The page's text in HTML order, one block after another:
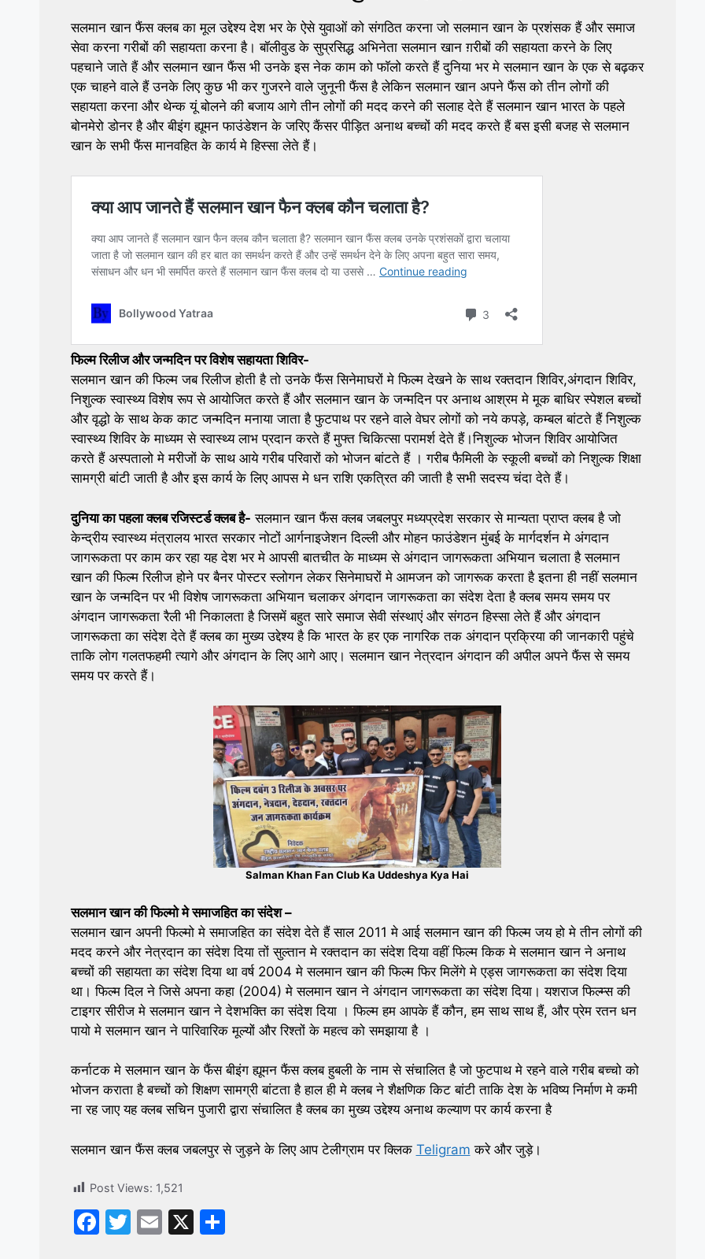
सलमान खान फैंस क्लब का मूल उद्देश्य देश भर के ऐसे युवाओं को संगठित करना जो सलमान खान के प्रशंसक हैं और समाज
सेवा करना गरीबों की सहायता करना है। बॉलीवुड के सुप्रसिद्ध अभिनेता सलमान खान ग़रीबों की सहायता करने के लिए
पहचाने जाते हैं और सलमान खान फैंस भी उनके इस नेक काम को फाॅलो करते हैं दुनिया भर मे सलमान खान के एक से बढ़कर
एक चाहने वाले हैं उनके लिए कुछ भी कर गुजरने वाले जुनूनी फैंस है लेकिन सलमान खान अपने फैंस को तीन लोगों की
सहायता करना और थेन्क यूं बोलने की बजाय आगे तीन लोगों की मदद करने की सलाह देते हैं सलमान खान भारत के पहले
बोनमेरो डोनर है और बीइंग ह्यूमन फाउंडेशन के जरिए कैंसर पीड़ित अनाथ बच्चों की मदद करते हैं बस इसी बजह से सलमान
खान के सभी फैंस मानवहित के कार्य मे हिस्सा लेते हैं।
फिल्म रिलीज और जन्मदिन पर विशेष सहायता शिविर-
सलमान खान की फिल्म जब रिलीज होती है तो उनके फैंस सिनेमाघरों मे फिल्म देखने के साथ रक्तदान शिविर,अंगदान शिविर,
निशुल्क स्वास्थ्य विशेष रूप से आयोजित करते हैं और सलमान खान के जन्मदिन पर अनाथ आश्रम मे मूक बाधिर स्पेशल बच्चों
और वृद्धो के साथ केक काट जन्मदिन मनाया जाता है फुटपाथ पर रहने वाले वेघर लोगों को नये कपड़े, कम्बल बांटते हैं निशुल्क
स्वास्थ्य शिविर के माध्यम से स्वास्थ्य लाभ प्रदान करते हैं मुफ्त चिकित्सा परामर्श देते हैं।निशुल्क भोजन शिविर आयोजित
करते हैं अस्पतालो मे मरीजों के साथ आये गरीब परिवारों को भोजन बांटते हैं । गरीब फैमिली के स्कूली बच्चों को निशुल्क शिक्षा
सामग्री बांटी जाती है और इस कार्य के लिए आपस मे धन राशि एकत्रित की जाती है सभी सदस्य चंदा देते हैं।
दुनिया का पहला क्लब रजिस्टर्ड क्लब है- सलमान खान फैंस क्लब जबलपुर मध्यप्रदेश सरकार से मान्यता प्राप्त क्लब है जो
केन्द्रीय स्वास्थ्य मंत्रालय भारत सरकार नोटों आर्गनाइजेशन दिल्ली और मोहन फाउंडेशन मुंबई के मार्गदर्शन मे अंगदान
जागरूकता पर काम कर रहा यह देश भर मे आपसी बातचीत के माध्यम से अंगदान जागरूकता अभियान चलाता है सलमान
खान की फिल्म रिलीज होने पर बैनर पोस्टर स्लोगन लेकर सिनेमाघरों मे आमजन को जागरूक करता है इतना ही नहीं सलमान
खान के जन्मदिन पर भी विशेष जागरूकता अभियान चलाकर अंगदान जागरूकता का संदेश देता है क्लब समय समय पर
अंगदान जागरूकता रैली भी निकालता है जिसमें बहुत सारे समाज सेवी संस्थाएं और संगठन हिस्सा लेते हैं और अंगदान
जागरूकता का संदेश देते हैं क्लब का मुख्य उद्देश्य है कि भारत के हर एक नागरिक तक अंगदान प्रक्रिया की जानकारी पहुंचे
ताकि लोग गलतफहमी त्यागे और अंगदान के लिए आगे आए। सलमान खान नेत्रदान अंगदान की अपील अपने फैंस से समय
समय पर करते हैं।
Salman Khan Fan Club Ka Uddeshya Kya Hai
सलमान खान की फिल्मो मे समाजहित का संदेश –
सलमान खान अपनी फिल्मो मे समाजहित का संदेश देते हैं साल 2011 मे आई सलमान खान की फिल्म जय हो मे तीन लोगों की
मदद करने और नेत्रदान का संदेश दिया तों सुल्तान मे रक्तदान का संदेश दिया वहीं फिल्म किक मे सलमान खान ने अनाथ
बच्चों की सहायता का संदेश दिया था वर्ष 2004 मे सलमान खान की फिल्म फिर मिलेंगे मे एड्स जागरूकता का संदेश दिया
था। फिल्म दिल ने जिसे अपना कहा (2004) मे सलमान खान ने अंगदान जागरूकता का संदेश दिया। यशराज फिल्म्स की
टाइगर सीरीज मे सलमान खान ने देशभक्ति का संदेश दिया । फिल्म हम आपके हैं कौन, हम साथ साथ हैं, और प्रेम रतन धन
पायो मे सलमान खान ने पारिवारिक मूल्यों और रिश्तों के महत्व को समझाया है ।
कर्नाटक मे सलमान खान के फैंस बीइंग ह्यूमन फैंस क्लब हुबली के नाम से संचालित है जो फुटपाथ मे रहने वाले गरीब बच्चो को
भोजन कराता है बच्चों को शिक्षण सामग्री बांटता है हाल ही मे क्लब ने शैक्षणिक किट बांटी ताकि देश के भविष्य निर्माण मे कमी
ना रह जाए यह क्लब सचिन पुजारी द्वारा संचालित है क्लब का मुख्य उद्देश्य अनाथ कल्याण पर कार्य करना है
सलमान खान फैंस क्लब जबलपुर से जुड़ने के लिए आप टेलीग्राम पर क्लिक Teligram करे और जुड़े।
Post Views: 1,521
F T E X S